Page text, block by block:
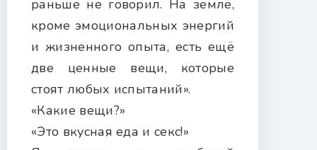
раньше не говорил. На земле,
кроме эмоциональных энергий
и жизненного опыта, есть ещё
две ценные вещи, которые
стоят любых испытаний».
«Какие вещи?»
«Это вкусная еда и секс!»